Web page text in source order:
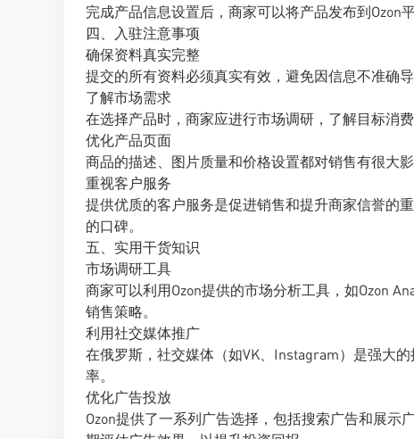
完成产品信息设置后，商家可以将产品发布到Ozon
四、入驻注意事项
确保资料真实完整
提交的所有资料必须真实有效，避免因信息不准确导
了解市场需求
在选择产品时，商家应进行市场调研，了解目标消费
优化产品页面
商品的描述、图片质量和价格设置都对销售有很大
重视客户服务
提供优质的客户服务是促进销售和提升商家信誉的
的口碑。
五、实用干货知识
市场调研工具
商家可以利用Ozon提供的市场分析工具，如Ozon
销售策略。
利用社交媒体推广
在俄罗斯，社交媒体（如VK、Instagram）是强大
率。
优化广告投放
Ozon提供了一系列广告选择，包括搜索广告和展